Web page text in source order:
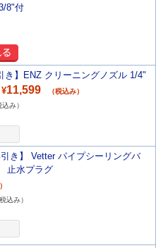
8"付
き】ENZ クリーニングノズル 1/4"
¥11,599
（税込み）
込み）
引き】 Vetter パイプシーリングバ
止水プラグ
税込み）